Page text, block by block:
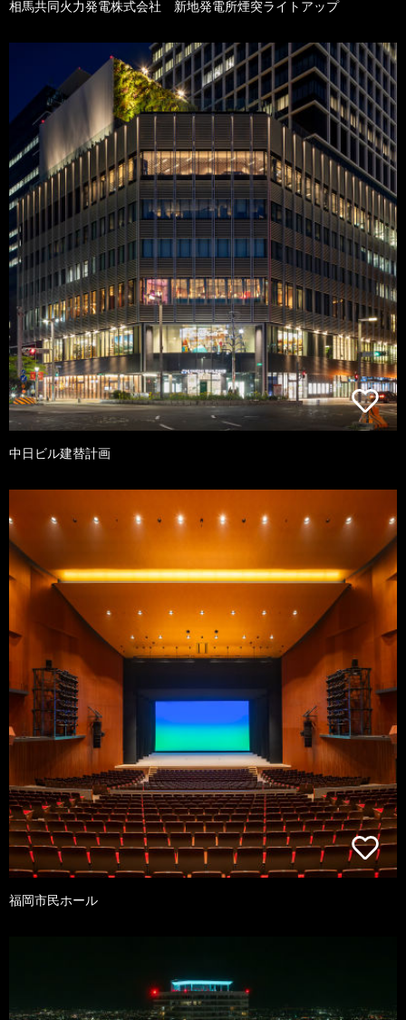
相馬共同火力発電株式会社 新地発電所煙突ライトアップ
中日ビル建替計画
福岡市民ホール